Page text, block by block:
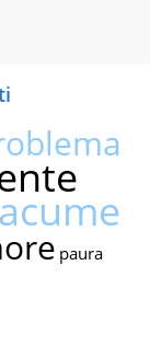
acume
paura